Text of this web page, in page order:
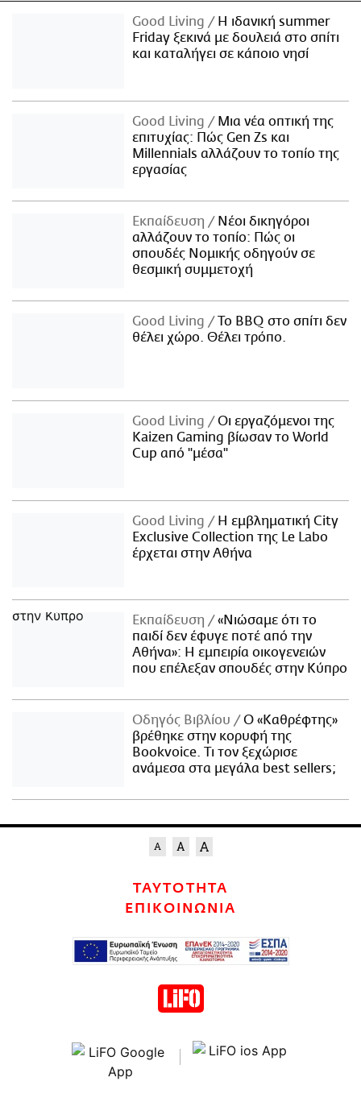
Good Living
Η ιδανική summer
Friday ξεκινά με δουλειά στο σπίτι
και καταλήγει σε κάποιο νησί
Good Living
Μια νέα οπτική της
επιτυχίας: Πώς Gen Zs και
Millennials αλλάζουν το τοπίο της
εργασίας
Εκπαίδευση
Νέοι δικηγόροι
αλλάζουν το τοπίο: Πώς οι
σπουδές Νομικής οδηγούν σε
θεσμική συμμετοχή
Good Living
Το BBQ στο σπίτι δεν
θέλει χώρο. Θέλει τρόπο.
Good Living
Οι εργαζόμενοι της
Kaizen Gaming βίωσαν το World
Cup από "μέσα"
Good Living
Η εμβληματική City
Exclusive Collection της Le Labo
έρχεται στην Αθήνα
Εκπαίδευση
«Νιώσαμε ότι το
παιδί δεν έφυγε ποτέ από την
Αθήνα»: Η εμπειρία οικογενειών
που επέλεξαν σπουδές στην Κύπρο
Οδηγός Βιβλίου
Ο «Καθρέφτης»
βρέθηκε στην κορυφή της
Bookvoice. Τι τον ξεχώρισε
ανάμεσα στα μεγάλα best sellers;
ΤΑΥΤΟΤΗΤΑ
ΕΠΙΚΟΙΝΩΝΙΑ